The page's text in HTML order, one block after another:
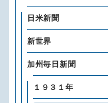
日米新聞
新世界
加州毎日新聞
１９３１年